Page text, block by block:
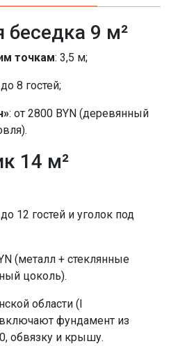
беседка 9 м²
точкам: 3,5 м;
8 гостей;
: от 2800 BYN (деревянный
14 м²
12 гостей и уголок под
(металл + стеклянные
цоколь).
области (I
фундамент из
обвязку и крышу.